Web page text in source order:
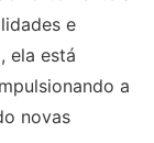
e
ela está
a
novas